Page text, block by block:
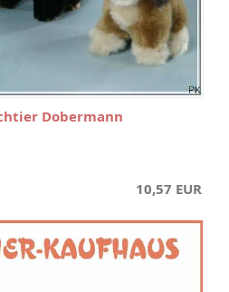
Dobermann
10,57 EUR